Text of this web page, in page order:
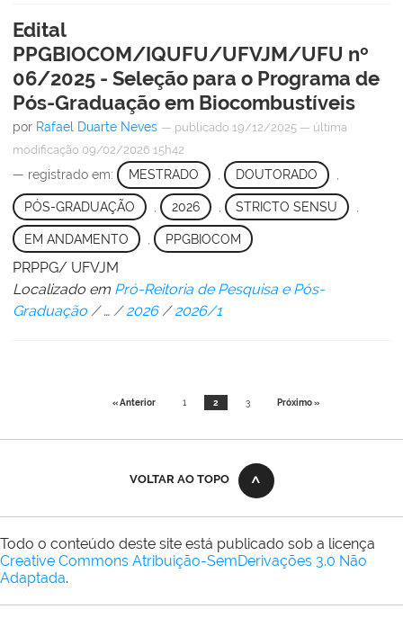
Edital
PPGBIOCOM/IQUFU/UFVJM/UFU nº
06/2025 - Seleção para o Programa de
Pós-Graduação em Biocombustíveis
por Rafael Duarte Neves — publicado 19/12/2025 — última
modificação 09/02/2026 15h42
— registrado em: MESTRADO , DOUTORADO ,
PÓS-GRADUAÇÃO 2026 STRICTO SENSU
EM ANDAMENTO PPGBIOCOM
PRPPG/ UFVJM
Localizado em Pró-Reitoria de Pesquisa e Pós-
Graduação /… /2026 /2026/1
« Anterior 1 2 3 Próximo »
VOLTAR AO TOPO
Todo o conteúdo deste site está publicado sob a licença
Creative Commons Atribuição-SemDerivações 3.0 Não
Adaptada.